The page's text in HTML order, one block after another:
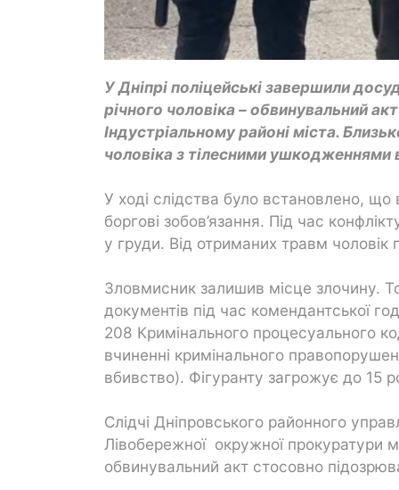
У Дніпрі поліцейські завершили
річного чоловіка – обвинувальний
Індустріальному районі міста.
чоловіка з тілесними ушкодженнями
У ході слідства було встановлено,
боргові зобов’язання. Під час
у груди. Від отриманих травм чоловік
Зловмисник залишив місце злочину.
документів під час комендантської
208 Кримінального процесуального
вчиненні кримінального
вбивство). Фігуранту загрожує до 15
Слідчі Дніпровського районного
Лівобережної окружної прокуратури
обвинувальний акт стосовно